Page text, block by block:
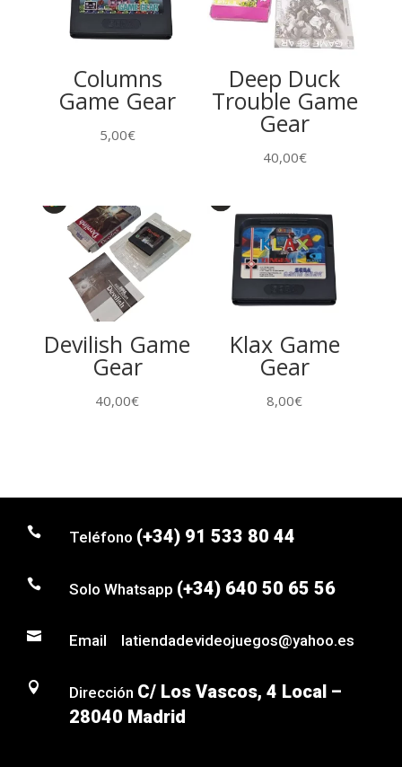
Columns
Game Gear
5,00€
Deep Duck
Trouble Game
Gear
40,00€
Devilish Game
Gear
40,00€
Klax Game
Gear
8,00€
 Teléfono (+34) 91 533 80 44
 Solo Whatsapp (+34) 640 50 65 56
 Email latiendadevideojuegos@yahoo.es
 Dirección C/ Los Vascos, 4 Local –
28040 Madrid